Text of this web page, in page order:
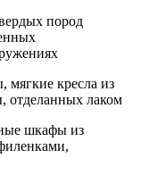
пород
мягкие кресла из
отделанных лаком
шкафы из